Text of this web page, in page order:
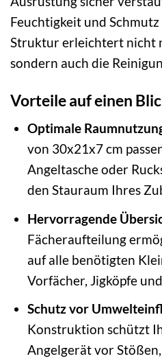
Feuchtigkeit und
Struktur erleichtert nicht
sondern auch die
Vorteile auf einen
Optimale
von 30x21x7 cm
Angeltasche oder
den Stauraum Ihres
Hervorragende
Fächeraufteilung
auf alle benötigten
Vorfächer, Jigköpfe
Schutz vor
Konstruktion schützt
Angelgerät vor